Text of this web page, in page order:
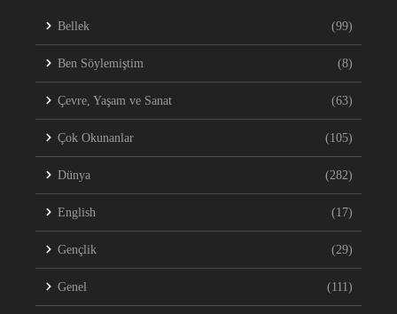
Bellek (99)
Ben Söylemiştim (8)
Çevre, Yaşam ve Sanat (63)
Çok Okunanlar (105)
Dünya (282)
English (17)
Gençlik (29)
Genel (111)